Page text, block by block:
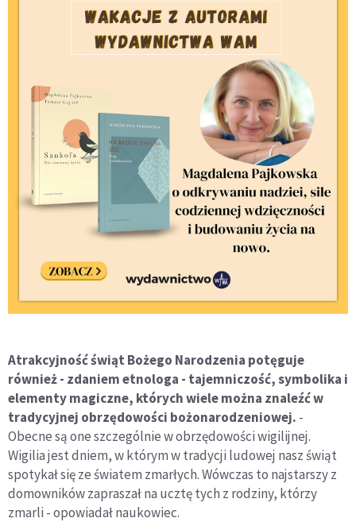
Atrakcyjność świąt Bożego Narodzenia potęguje
również - zdaniem etnologa - tajemniczość, symbolika i
elementy magiczne, których wiele można znaleźć w
tradycyjnej obrzędowości bożonarodzeniowej. -
Obecne są one szczególnie w obrzędowości wigilijnej.
Wigilia jest dniem, w którym w tradycji ludowej nasz świąt
spotykał się ze światem zmarłych. Wówczas to najstarszy z
domowników zapraszał na ucztę tych z rodziny, którzy
zmarli - opowiadał naukowiec.